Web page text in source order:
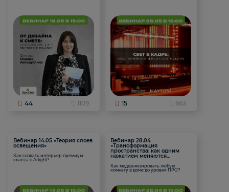
44 1109 15 663
Вебинар 14.05 «Теория слоев
освещения»
Как создать интерьер премиум-
класса с Arlight?
Вебинар 28.04
«Трансформация
пространства: как одним
нажатием меняются
Как модернизировать любую
комнату в доме до уровня ПРО?